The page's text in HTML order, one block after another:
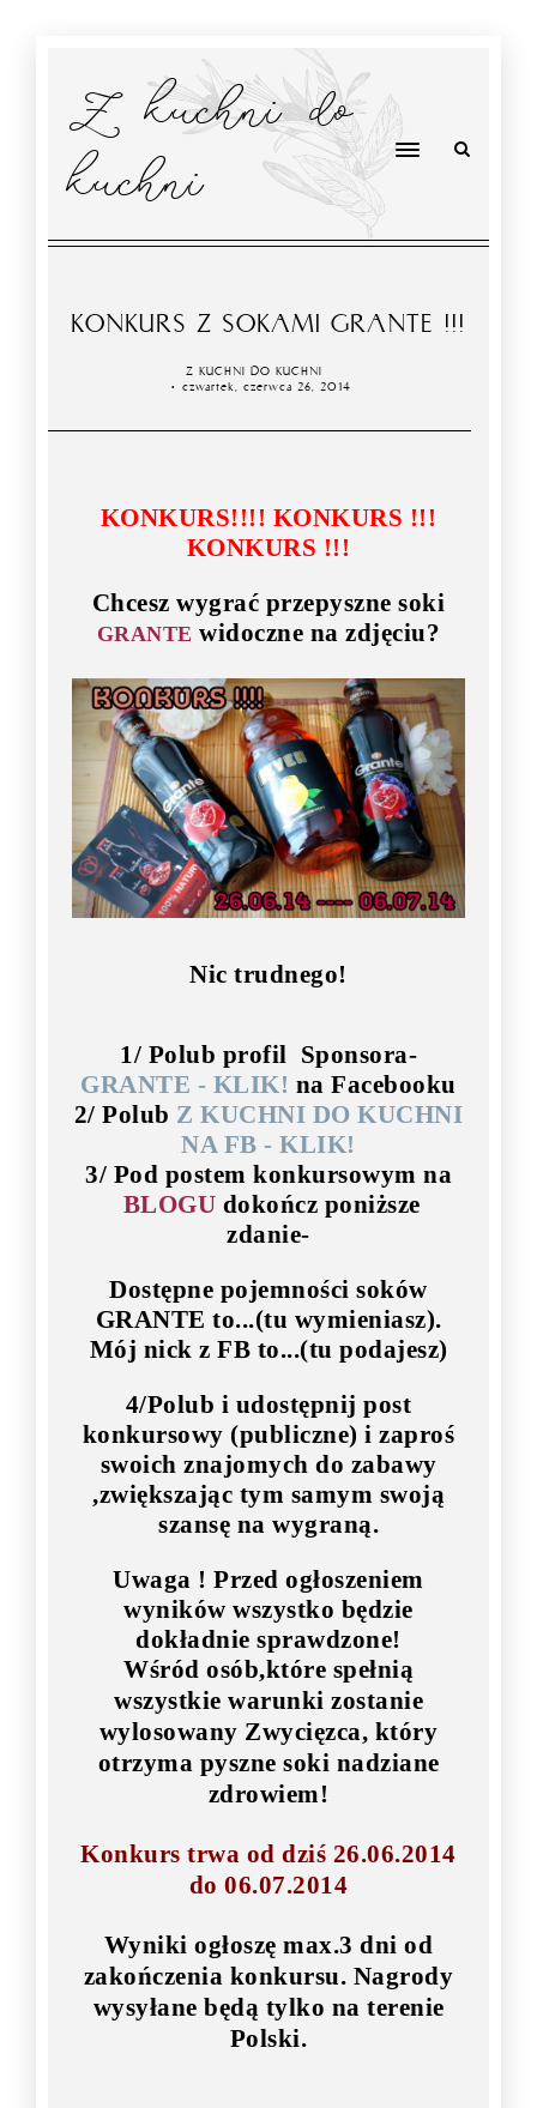
Z kuchni do
kuchni
KONKURS Z SOKAMI GRANTE !!!
Z KUCHNI DO KUCHNI
czwartek, czerwca 26, 2014
KONKURS!!!! KONKURS !!!
KONKURS !!!
Chcesz wygrać przepyszne soki
GRANTE widoczne na zdjęciu?
Nic trudnego!
1/ Polub profil Sponsora-
GRANTE - KLIK! na Facebooku
2/ Polub Z KUCHNI DO KUCHNI
NA FB - KLIK!
3/ Pod postem konkursowym na
BLOGU dokończ poniższe
zdanie-
Dostępne pojemności soków
GRANTE to...(tu wymieniasz).
Mój nick z FB to...(tu podajesz)
4/Polub i udostępnij post
konkursowy (publiczne) i zaproś
swoich znajomych do zabawy
,zwiększając tym samym swoją
szansę na wygraną.
Uwaga ! Przed ogłoszeniem
wyników wszystko będzie
dokładnie sprawdzone!
Wśród osób,które spełnią
wszystkie warunki zostanie
wylosowany Zwycięzca, który
otrzyma pyszne soki nadziane
zdrowiem!
Konkurs trwa od dziś 26.06.2014
do 06.07.2014
Wyniki ogłoszę max.3 dni od
zakończenia konkursu. Nagrody
wysyłane będą tylko na terenie
Polski.